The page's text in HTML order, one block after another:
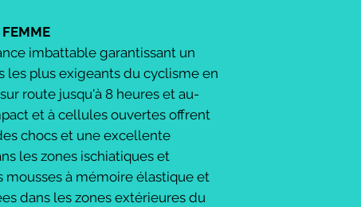
imbattable garantissant un
les plus exigeants du cyclisme en
route jusqu'à 8 heures et au-
et à cellules ouvertes offrent
chocs et une excellente
les zones ischiatiques et
mousses à mémoire élastique et
dans les zones extérieures du